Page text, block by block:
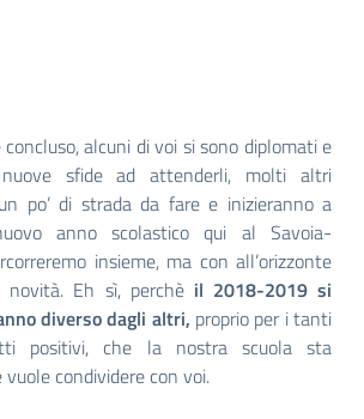
alcuni di voi si sono diplomati e
sfide ad attenderli, molti altri
po’ di strada da fare e inizieranno a
anno scolastico qui al Savoia-
insieme, ma con all’orizzonte
Eh sì, perchè il 2018-2019 si
diverso dagli altri, proprio per i tanti
positivi, che la nostra scuola sta
condividere con voi.